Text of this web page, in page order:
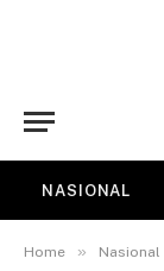
NASIONAL
Home » Nasional